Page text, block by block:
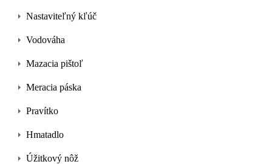
Nastaviteľný kľúč
Vodováha
Mazacia pištoľ
Meracia páska
Pravítko
Hmatadlo
Úžitkový nôž